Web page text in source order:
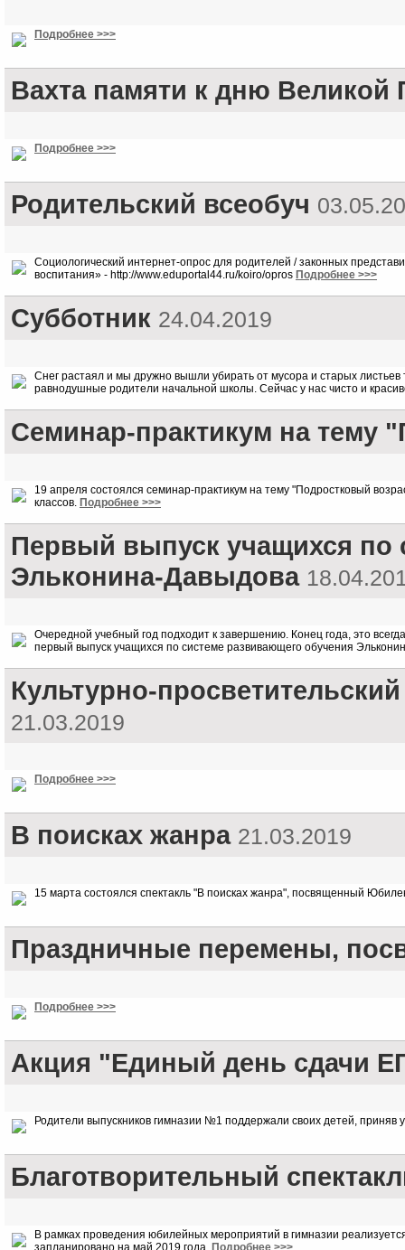
Подробнее >>>
Вахта памяти к дню
Подробнее >>>
Родительский всеобуч
Социологический интернет-опрос для родителей / законных
воспитания» - http://www.eduportal44.ru/koiro/opros Подробнее >>>
Субботник 24.04.2019
Снег растаял и мы дружно вышли убирать от мусора и старых
равнодушные родители начальной школы. Сейчас у нас чисто и
Семинар-практикум на тему
19 апреля состоялся семинар-практикум на тему "Подростковый
классов. Подробнее >>>
Первый выпуск учащихся по
Эльконина-Давыдова
Очередной учебный год подходит к завершению. Конец года, это
первый выпуск учащихся по системе развивающего обучения
Культурно-
21.03.2019
Подробнее >>>
В поисках жанра 21.03.2019
15 марта состоялся спектакль "В поисках жанра", посвященный
Праздничные перемены,
Подробнее >>>
Акция "Единый день сдачи
Родители выпускников гимназии №1 поддержали своих детей,
Благотворительный
В рамках проведения юбилейных мероприятий в гимназии
запланировано на май 2019 года.
Подробнее >>>